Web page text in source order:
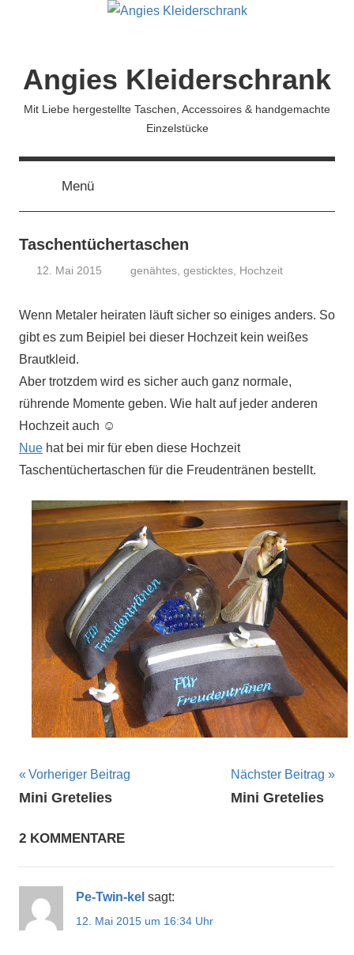
Angies Kleiderschrank
Mit Liebe hergestellte Taschen, Accessoires & handgemachte
Einzelstücke
Menü
Taschentüchertaschen
12. Mai 2015
genähtes ,gesticktes Hochzeit
Wenn Metaler heiraten läuft sicher so einiges anders. So
gibt es zum Beipiel bei dieser Hochzeit kein weißes
Brautkleid.
Aber trotzdem wird es sicher auch ganz normale,
rührende Momente geben. Wie halt auf jeder anderen
Hochzeit auch ☺
Nue hat bei mir für eben diese Hochzeit
Taschentüchertaschen für die Freudentränen bestellt.
Beitragsnavigation
Vorheriger Beitrag
Mini Gretelies
Nächster Beitrag
Mini Gretelies
2 KOMMENTARE
Pe-Twin-kel sagt:
12. Mai 2015 um 16:34 Uhr